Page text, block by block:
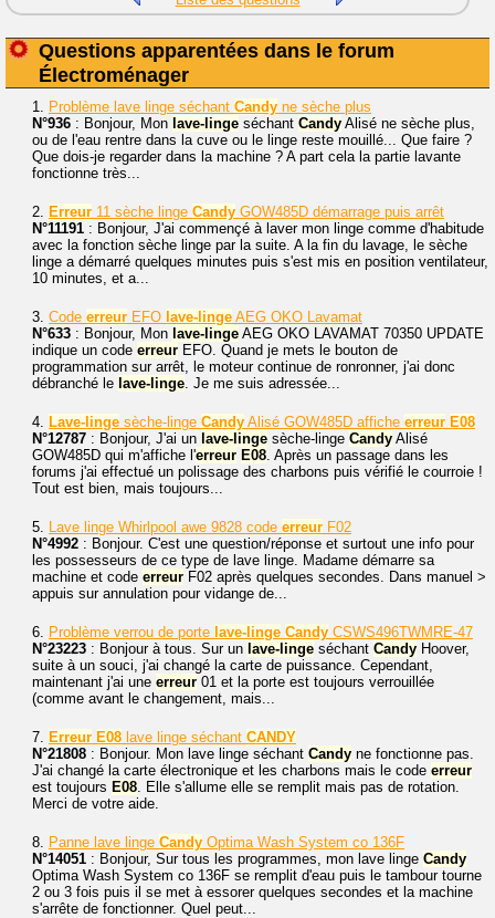
Questions apparentées dans le forum
Électroménager
1. Problème lave linge séchant Candy ne sèche plus
N°936 : Bonjour, Mon lave-linge séchant Candy Alisé ne sèche plus,
ou de l'eau rentre dans la cuve ou le linge reste mouillé... Que faire ?
Que dois-je regarder dans la machine ? A part cela la partie lavante
fonctionne très...
2. Erreur 11 sèche linge Candy GOW485D démarrage puis arrêt
N°11191 : Bonjour, J'ai commençé à laver mon linge comme d'habitude
avec la fonction sèche linge par la suite. A la fin du lavage, le sèche
linge a démarré quelques minutes puis s'est mis en position ventilateur,
10 minutes, et a...
3. Code erreur EFO lave-linge AEG OKO Lavamat
N°633 : Bonjour, Mon lave-linge AEG OKO LAVAMAT 70350 UPDATE
indique un code erreur EFO. Quand je mets le bouton de
programmation sur arrêt, le moteur continue de ronronner, j'ai donc
débranché le lave-linge. Je me suis adressée...
4. Lave-linge sèche-linge Candy Alisé GOW485D affiche erreur E08
N°12787 : Bonjour, J'ai un lave-linge sèche-linge Candy Alisé
GOW485D qui m'affiche l'erreur E08. Après un passage dans les
forums j'ai effectué un polissage des charbons puis vérifié le courroie !
Tout est bien, mais toujours...
5. Lave linge Whirlpool awe 9828 code erreur F02
N°4992 : Bonjour. C'est une question/réponse et surtout une info pour
les possesseurs de ce type de lave linge. Madame démarre sa
machine et code erreur F02 après quelques secondes. Dans manuel >
appuis sur annulation pour vidange de...
6. Problème verrou de porte lave-linge Candy CSWS496TWMRE-47
N°23223 : Bonjour à tous. Sur un lave-linge séchant Candy Hoover,
suite à un souci, j'ai changé la carte de puissance. Cependant,
maintenant j'ai une erreur 01 et la porte est toujours verrouillée
(comme avant le changement, mais...
7. Erreur E08 lave linge séchant CANDY
N°21808 : Bonjour. Mon lave linge séchant Candy ne fonctionne pas.
J'ai changé la carte électronique et les charbons mais le code erreur
est toujours E08. Elle s'allume elle se remplit mais pas de rotation.
Merci de votre aide.
8. Panne lave linge Candy Optima Wash System co 136F
N°14051 : Bonjour, Sur tous les programmes, mon lave linge Candy
Optima Wash System co 136F se remplit d'eau puis le tambour tourne
2 ou 3 fois puis il se met à essorer quelques secondes et la machine
s'arrête de fonctionner. Quel peut...